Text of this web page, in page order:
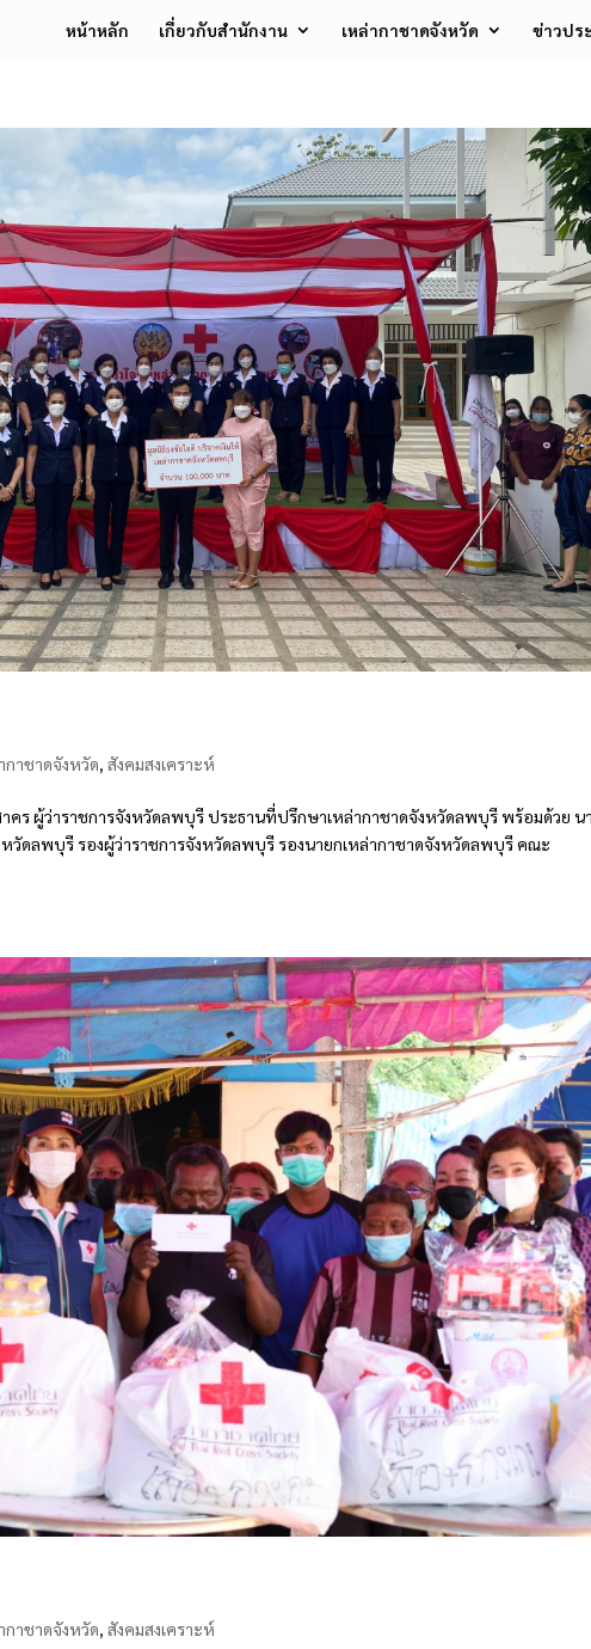
หน้าหลัก เกี่ยวกับสำนักงาน เหล่ากาชาดจังหวัด ข่าวปร
กาชาดจังหวัด, สังคมสงเคราะห์
คร ผู้ว่าราชการจังหวัดลพบุรี ประธานที่ปรึกษาเหล่ากาชาดจังหวัดลพบุรี พร้อมด้วย น
หวัดลพบุรี รองผู้ว่าราชการจังหวัดลพบุรี รองนายกเหล่ากาชาดจังหวัดลพบุรี คณะ
กาชาดจังหวัด, สังคมสงเคราะห์